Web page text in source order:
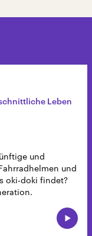
Leben
und
und
oki-doki findet?